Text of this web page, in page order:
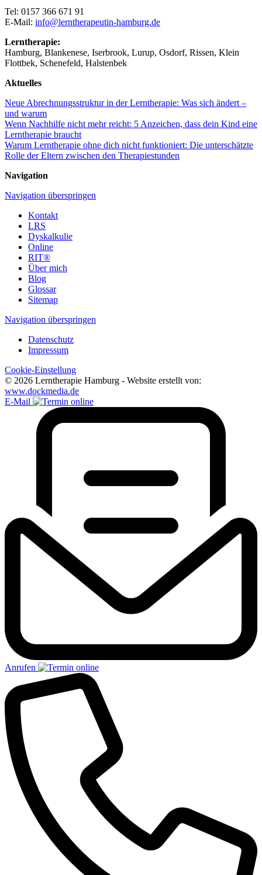
Tel: 0157 366 671 91
E-Mail: info@lerntherapeutin-hamburg.de
Lerntherapie:
Hamburg, Blankenese, Iserbrook, Lurup, Osdorf, Rissen, Klein
Flottbek, Schenefeld, Halstenbek
Aktuelles
Neue Abrechnungsstruktur in der Lerntherapie: Was sich ändert –
und warum
Wenn Nachhilfe nicht mehr reicht: 5 Anzeichen, dass dein Kind eine
Lerntherapie braucht
Warum Lerntherapie ohne dich nicht funktioniert: Die unterschätzte
Rolle der Eltern zwischen den Therapiestunden
Navigation
Navigation überspringen
Kontakt
LRS
Dyskalkulie
Online
RIT®
Über mich
Blog
Glossar
Sitemap
Navigation überspringen
Datenschutz
Impressum
Cookie-Einstellung
© 2026 Lerntherapie Hamburg - Website erstellt von:
www.dockmedia.de
E-Mail
Anrufen